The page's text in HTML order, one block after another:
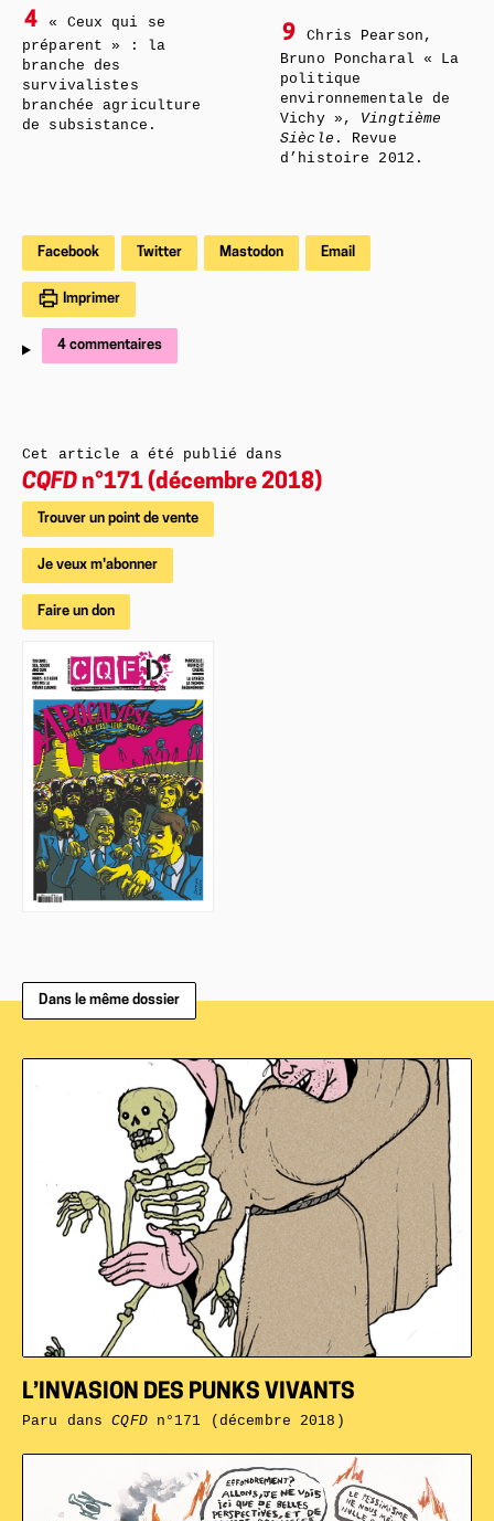
4
« Ceux qui se
préparent » : la
branche des
survivalistes
branchée agriculture
de subsistance.
9
Chris Pearson,
Bruno Poncharal « La
politique
environnementale de
Vichy », Vingtième
Siècle . Revue
d’histoire 2012.
Facebook Twitter Mastodon Email
Imprimer
4 commentaires
Cet article a été publié dans
CQFD n°171 (décembre 2018)
Trouver un point de vente
Je veux m'abonner
Faire un don
Dans le même dossier
L’INVASION DES PUNKS VIVANTS
Paru dansCQFDn°171 (décembre 2018)